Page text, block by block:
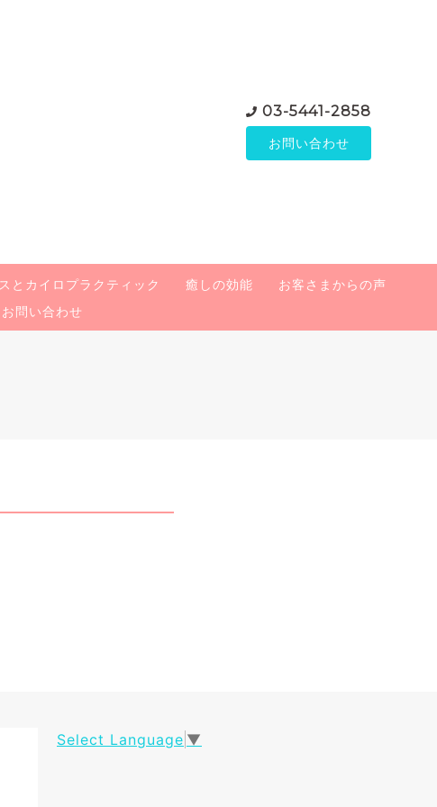
03-5441-2858
お問い合わせ
とカイロプラクティック 癒しの効能
お客さまからの声
お問い合わせ
Select Language ▼